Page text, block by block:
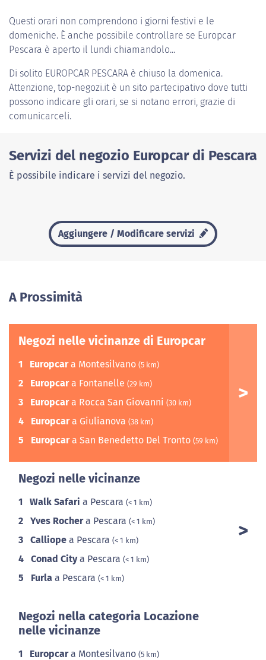
Questi orari non comprendono i giorni festivi e le
domeniche. È anche possibile controllare se Europcar
Pescara è aperto il lundi chiamandolo...
Di solito EUROPCAR PESCARA è chiuso la domenica.
Attenzione, top-negozi.it è un sito partecipativo dove tutti
possono indicare gli orari, se si notano errori, grazie di
comunicarceli.
Servizi del negozio Europcar di Pescara
È possibile indicare i servizi del negozio.
Aggiungere / Modificare servizi
A Prossimità
Negozi nelle vicinanze di Europcar
1 Europcara Montesilvano (5 km)
2 Europcara Fontanelle (29 km)
3 Europcara Rocca San Giovanni (30 km)
4 Europcara Giulianova (38 km)
5 Europcara San Benedetto Del Tronto (59 km)
Negozi nelle vicinanze
1 Walk Safari a Pescara (< 1 km)
2 Yves Rochera Pescara (< 1 km)
3 Calliope a Pescara (< 1 km)
4 Conad Citya Pescara (< 1 km)
5 Furla a Pescara (< 1 km)
Negozi nella categoria Locazione
nelle vicinanze
1 Europcara Montesilvano (5 km)